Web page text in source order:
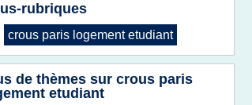
rubriques
crous paris logement etudiant
de thèmes sur crous paris
etudiant